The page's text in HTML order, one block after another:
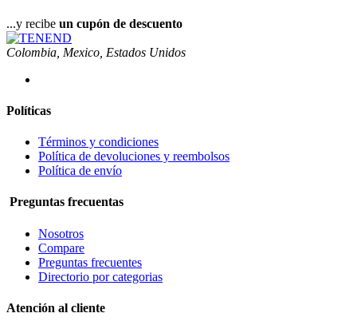
...y recibe un cupón de descuento
Colombia, Mexico, Estados Unidos
Políticas
Términos y condiciones
Política de devoluciones y reembolsos
Política de envío
Preguntas frecuentas
Nosotros
Compare
Preguntas frecuentes
Directorio por categorias
Atención al cliente